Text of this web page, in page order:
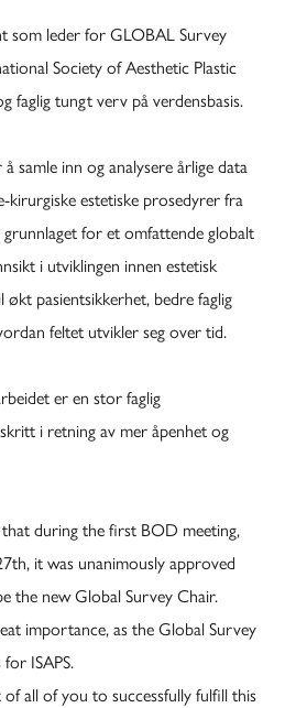
som leder for GLOBAL Survey
Society of Aesthetic Plastic
faglig tungt verv på verdensbasis.
samle inn og analysere årlige data
kirurgiske estetiske prosedyrer fra
for et omfattende globalt
i utviklingen innen estetisk
pasientsikkerhet, bedre faglig
feltet utvikler seg over tid.
er en stor faglig
i retning av mer åpenhet og
during the first BOD meeting,
it was unanimously approved
the new Global Survey Chair.
importance, as the Global Survey
ISAPS.
all of you to successfully fulfill this